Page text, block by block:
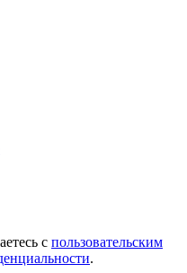
с пользовательским
.